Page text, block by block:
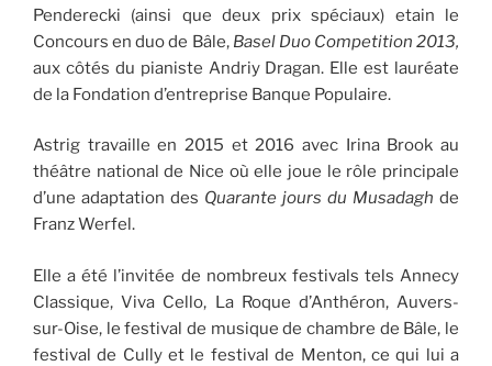
Penderecki (ainsi que deux prix spéciaux) etain le
Concours en duo de Bâle, Basel Duo Competition 2013,
aux côtés du pianiste Andriy Dragan. Elle est lauréate
de la Fondation d’entreprise Banque Populaire.
Astrig travaille en 2015 et 2016 avec Irina Brook au
théâtre national de Nice où elle joue le rôle principale
d’une adaptation des Quarante jours du Musadagh de
Franz Werfel.
Elle a été l’invitée de nombreux festivals tels Annecy
Classique, Viva Cello, La Roque d’Anthéron, Auvers-
sur-Oise, le festival de musique de chambre de Bâle, le
festival de Cully et le festival de Menton, ce qui lui a